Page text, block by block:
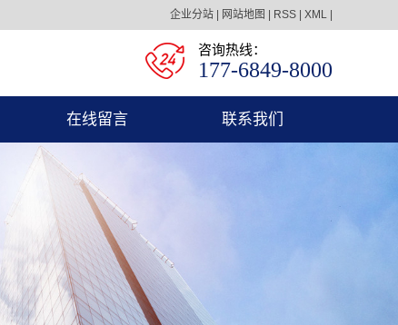
企业分站 网站地图 RSS XML
咨询热线：
177-6849-8000
在线留言 联系我们